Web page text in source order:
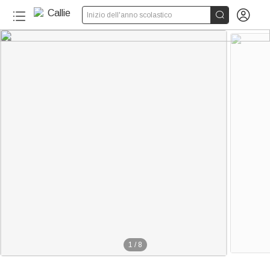
Inizio dell'anno scolastico  
1 / 8